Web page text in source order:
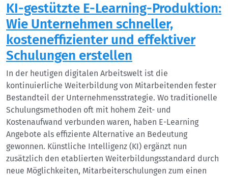
KI-gestützte E-Learning-Produktion:
Wie Unternehmen schneller,
kosteneffizienter und effektiver
Schulungen erstellen
In der heutigen digitalen Arbeitswelt ist die
kontinuierliche Weiterbildung von Mitarbeitenden fester
Bestandteil der Unternehmensstrategie. Wo traditionelle
Schulungsmethoden oft mit hohem Zeit- und
Kostenaufwand verbunden waren, haben E-Learning
Angebote als effiziente Alternative an Bedeutung
gewonnen. Künstliche Intelligenz (KI) ergänzt nun
zusätzlich den etablierten Weiterbildungsstandard durch
neue Möglichkeiten, Mitarbeiterschulungen zum einen